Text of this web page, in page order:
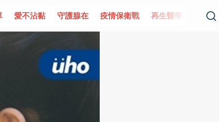
守護腺在 疫情保衛戰 再生醫學 愛的未來視 認